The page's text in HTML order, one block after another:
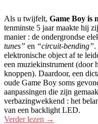
Als u twijfelt, Game Boy is
tenminste 5 jaar maakte hij
manier : de ondergrondse
tunes” en “circuit-bending”.
elektronische object af te
een muziekinstrument (door
knoppen). Daardoor, een
oude Game Boy soms
aanpassingen die zijn
verbazingwekkend : het
van een backlight LED.
Verder lezen →